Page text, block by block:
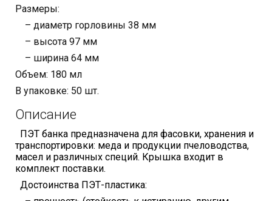
Размеры:
– диаметр горловины 38 мм
– высота 97 мм
– ширина 64 мм
Объем: 180 мл
В упаковке: 50 шт.
Описание
ПЭТ банка предназначена для фасовки, хранения и
транспортировки: меда и продукции пчеловодства,
масел и различных специй. Крышка входит в
комплект поставки.
Достоинства ПЭТ-пластика: